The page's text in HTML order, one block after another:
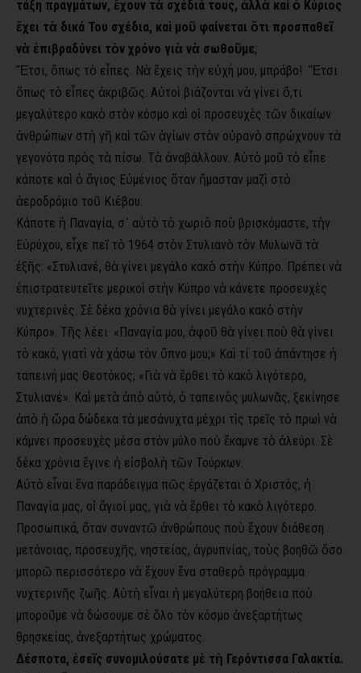
τάξη πραγμάτων, ἔχουν τὰ σχέδιά τους, ἀλλὰ καὶ ὁ Κύριος
ἔχει τὰ δικά Του σχέδια, καὶ μοῦ φαίνεται ὅτι προσπαθεῖ
νὰ ἐπιβραδύνει τὸν χρόνο γιὰ νὰ σωθοῦμε;
Ἔτσι, ὅπως τὸ εἶπες. Νὰ ἔχεις τὴν εὐχή μου, μπράβο! Ἔτσι
ὅπως τὸ εἶπες ἀκριβῶς. Αὐτοὶ βιάζονται νὰ γίνει ὅ,τι
μεγαλύτερο κακὸ στὸν κόσμο καὶ οἱ προσευχὲς τῶν δικαίων
ἀνθρώπων στὴ γῆ καὶ τῶν ἁγίων στὸν οὐρανὸ σπρώχνουν τὰ
γεγονότα πρὸς τὰ πίσω. Τὰ ἀναβάλλουν. Αὐτὸ μοῦ τὸ εἶπε
κάποτε καὶ ὁ ἅγιος Εὐμένιος ὅταν ἤμασταν μαζὶ στὸ
ἀεροδρόμιο τοῦ Κιέβου.
Κάποτε ἡ Παναγία, σ᾿ αὐτὸ τὸ χωριὸ ποὺ βρισκόμαστε, τὴν
Εὐρύχου, εἶχε πεῖ τὸ 1964 στὸν Στυλιανὸ τὸν Μυλωνᾶ τὰ
ἑξῆς: «Στυλιανέ, θὰ γίνει μεγάλο κακὸ στὴν Κύπρο. Πρέπει νὰ
ἐπιστρατευτεῖτε μερικοὶ στὴν Κύπρο νὰ κάνετε προσευχὲς
νυχτερινές. Σὲ δέκα χρόνια θὰ γίνει μεγάλο κακὸ στὴν
Κύπρο». Τῆς λέει· «Παναγία μου, ἀφοῦ θὰ γίνει ποὺ θὰ γίνει
τὸ κακό, γιατὶ νὰ χάσω τὸν ὕπνο μου;» Καὶ τί τοῦ ἀπάντησε ἡ
ταπεινή μας Θεοτόκος; «Γιὰ νὰ ἔρθει τὸ κακὸ λιγότερο,
Στυλιανέ». Καὶ μετὰ ἀπὸ αὐτό, ὁ ταπεινὸς μυλωνᾶς, ξεκίνησε
ἀπὸ ἡ ὥρα δώδεκα τὰ μεσάνυχτα μέχρι τὶς τρεῖς τὸ πρωὶ νὰ
κάμνει προσευχὲς μέσα στὸν μύλο ποὺ ἔκαμνε τὸ ἀλεύρι. Σὲ
δέκα χρόνια ἔγινε ἡ εἰσβολὴ τῶν Τούρκων.
Αὐτὸ εἶναι ἕνα παράδειγμα πῶς ἐργάζεται ὁ Χριστός, ἡ
Παναγία μας, οἱ ἅγιοί μας, γιὰ νὰ ἔρθει τὸ κακὸ λιγότερο.
Προσωπικά, ὅταν συναντῶ ἀνθρώπους ποὺ ἔχουν διάθεση
μετάνοιας, προσευχῆς, νηστείας, ἀγρυπνίας, τοὺς βοηθῶ ὅσο
μπορῶ περισσότερο νὰ ἔχουν ἕνα σταθερὸ πρόγραμμα
νυχτερινῆς ζωῆς. Αὐτὴ εἶναι ἡ μεγαλύτερη βοήθεια ποὺ
μποροῦμε νὰ δώσουμε σὲ ὅλο τὸν κόσμο ἀνεξαρτήτως
θρησκείας, ἀνεξαρτήτως χρώματος.
Δέσποτα, ἐσεῖς συνομιλούσατε μὲ τὴ Γερόντισσα Γαλακτία.